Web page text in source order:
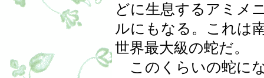
どに生息するアミメ
ルにもなる。これは
世界最大級の蛇だ。
このくらいの蛇に